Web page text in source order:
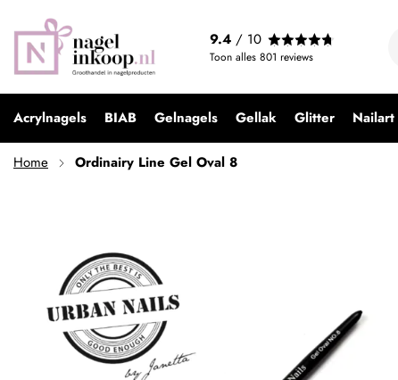
9.4 / 10
Toon alles 801 reviews
Acrylnagels BIAB Gelnagels Gellak Glitter Nailart
Home Ordinairy Line Gel Oval 8
€ 14,99